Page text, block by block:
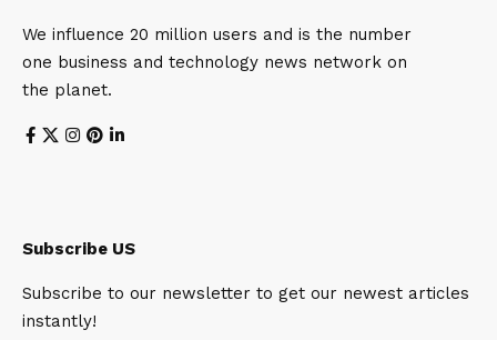
We influence 20 million users and is the number
one business and technology news network on
the planet.
Subscribe US
Subscribe to our newsletter to get our newest articles
instantly!